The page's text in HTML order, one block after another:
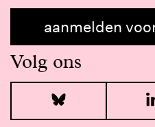
aanmelden
Volg ons